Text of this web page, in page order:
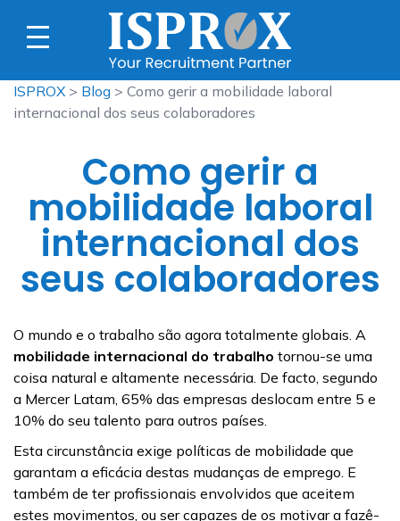
ISPROX > Blog > Como gerir a mobilidade laboral
internacional dos seus colaboradores
Como gerir a
mobilidade laboral
internacional dos
seus colaboradores
O mundo e o trabalho são agora totalmente globais. A
mobilidade internacional do trabalho tornou-se uma
coisa natural e altamente necessária. De facto, segundo
a Mercer Latam, 65% das empresas deslocam entre 5 e
10% do seu talento para outros países.
Esta circunstância exige políticas de mobilidade que
garantam a eficácia destas mudanças de emprego. E
também de ter profissionais envolvidos que aceitem
estes movimentos, ou ser capazes de os motivar a fazê-